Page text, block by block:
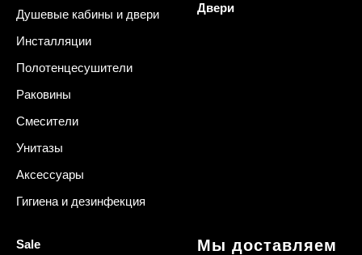
Душевые кабины и двери
Инсталляции
Полотенцесушители
Раковины
Смесители
Унитазы
Аксессуары
Гигиена и дезинфекция
Двери
Sale
Мы доставляем